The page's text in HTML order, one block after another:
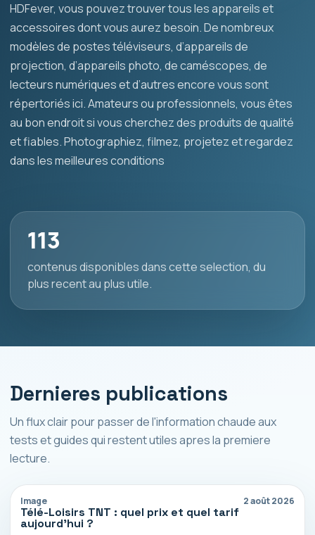
HDFever, vous pouvez trouver tous les appareils et
accessoires dont vous aurez besoin. De nombreux
modèles de postes téléviseurs, d’appareils de
projection, d’appareils photo, de caméscopes, de
lecteurs numériques et d’autres encore vous sont
répertoriés ici. Amateurs ou professionnels, vous êtes
au bon endroit si vous cherchez des produits de qualité
et fiables. Photographiez, filmez, projetez et regardez
dans les meilleures conditions
113
contenus disponibles dans cette selection, du
plus recent au plus utile.
Dernieres publications
Un flux clair pour passer de l'information chaude aux
tests et guides qui restent utiles apres la premiere
lecture.
Image 2 août 2026
Télé-Loisirs TNT : quel prix et quel tarif
aujourd’hui ?